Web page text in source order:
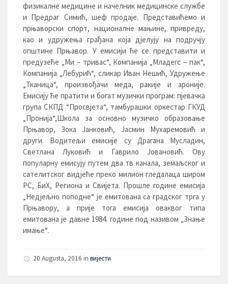
физикалне медицине и начелник медицинске службе
и Предраг Симић, шеф продаје. Представићемо и
прњаворски спорт, националне мањине, привреду,
као и удружења грађана која дјелују на подручју
општине Прњавор. У емисији ће се представити и
предузеће „Ми – тривас“, Компанија „Младегс – пак“,
Компанија „Лебурић“, сликар Иван Нешић, Удружење
„Тканица“, произвођачи меда, ракије и ароније.
Емисију ће пратити и богат музички програм: пјевачка
група СКПД “Просвјета“, тамбурашки оркестар ГКУД
„Пронија“,Школа за основно музичко образовање
Прњавор, Зока Јанковић, Јасмин Мухаремовић и
други. Водитељи емисије су Драгана Мусладин,
Светлана Луковић и Гаврило Јовановић. Ову
популарну емисују путем два тв канала, земаљског и
сателитског видјеће преко милион гледалаца широм
РС, БиХ, Региона и Свијета. Прошле године емисија
„Недјељно поподне“ је емитована са градског трга у
Прњавору, а прије тога емисија оваквог типа
емитована је давне 1984. године под називом „Знање
имање“.
20 Augusta, 2016 in вијести